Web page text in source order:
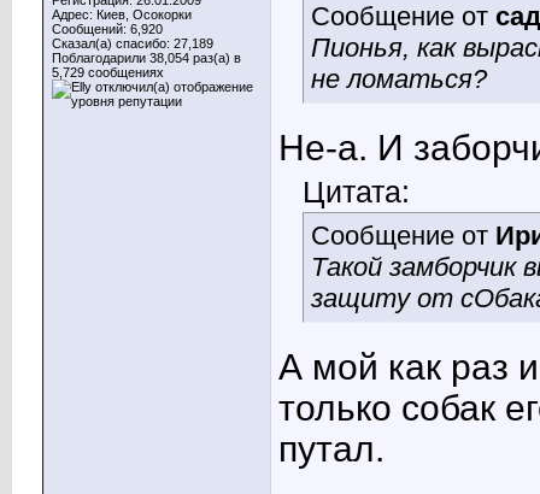
Адрес: Киев, Осокорки
Сообщений: 6,920
Сказал(а) спасибо: 27,189
Поблагодарили 38,054 раз(а) в
5,729 сообщениях
Сообщение от
Пионья, как
не ломаться?
Не-а. И
Цитата:
Сообщение от
Такой замборчик
защиту от
А мой как раз
только собак
путал.